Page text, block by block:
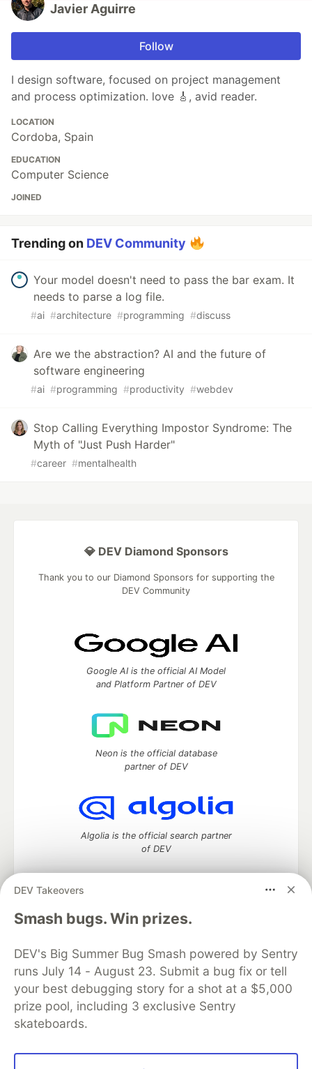
Javier Aguirre
Follow
I design software, focused on project management
and process optimization. love 🎸, avid reader.
LOCATION
Cordoba, Spain
EDUCATION
Computer Science
JOINED
Trending on DEV Community
Your model doesn't need to pass the bar exam. It
needs to parse a log file.
#ai #architecture #programming #discuss
Are we the abstraction? AI and the future of
software engineering
#ai #programming #productivity #webdev
Stop Calling Everything Impostor Syndrome: The
Myth of "Just Push Harder"
#career #mentalhealth
DEV Takeovers
Smash bugs. Win prizes.
DEV's Big Summer Bug Smash powered by Sentry
runs July 14 - August 23. Submit a bug fix or tell
your best debugging story for a shot at a $5,000
prize pool, including 3 exclusive Sentry
skateboards.
💎 DEV Diamond Sponsors
Thank you to our Diamond Sponsors for supporting the
DEV Community
Google AI is the official AI Model
and Platform Partner of DEV
Neon is the official database
partner of DEV
Algolia is the official search partner
of DEV
DEV Community— A space to discuss and keep up software
development and manage your software career
DEV Education Tracks
DEV Help
Advertise on DEV
Organization Accounts
DEV Showcase About
Contact
Free Postgres Database
DEV Shop
MLH
Code of Conduct
Privacy Policy
Terms of Use
Built on
Forem open source software that powers
and other inclusive communities.